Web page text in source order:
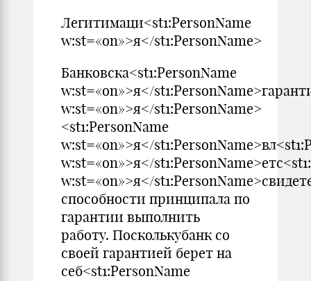
Легитимаци<st1:PersonName
w:st=«on»>я</st1:PersonName>
Банковска<st1:PersonName
w:st=«on»>я</
w:st=«on»>я</st1:PersonName>
<st1:PersonName
w:st=«on»>я</
w:st=«on»>я</
w:st=«on»>я</
способности принципала по
гарантии выполнить
работу. Посколькубанк со
своей гарантией берет на
себ<st1:PersonName